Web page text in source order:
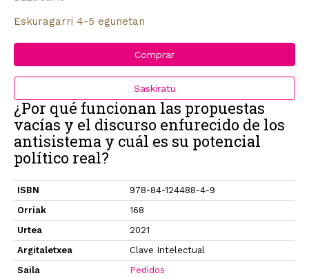
Eskuragarri 4-5 egunetan
Comprar
Saskiratu
¿Por qué funcionan las propuestas
vacías y el discurso enfurecido de los
antisistema y cuál es su potencial
político real?
ISBN
978-84-124488-4-9
Orriak
168
Urtea
2021
Argitaletxea
Clave Intelectual
Saila
Pedidos